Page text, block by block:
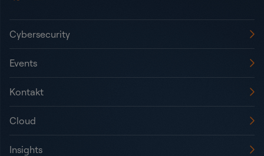
Cybersecurity
Events
Kontakt
Cloud
Insights